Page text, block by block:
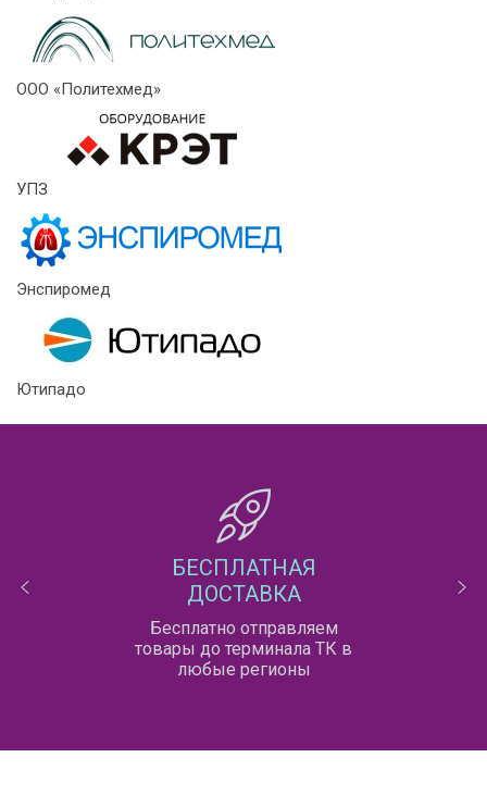
ООО «Политехмед»
УПЗ
Энспиромед
Ютипадо
БЕСПЛАТНАЯ
ДОСТАВКА
Бесплатно отправляем
товары до терминала ТК в
любые регионы